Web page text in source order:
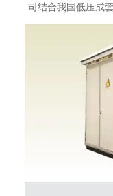
司结合我国低压成
本开关柜适用于交
压在660V及以下三
厂、变电所、工矿
视等通信中心，来
设备的控制，并通